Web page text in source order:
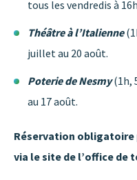
tous les vendredis à
Théâtre à l’Italienne
juillet au 20 août.
Poterie de Nesmy(1h,
au 17 août.
Réservation obligatoire
via le site de l’office de